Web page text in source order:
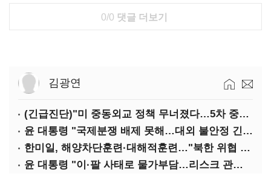
0/0 댓글 더보기
김광연
(긴급진단)"미 중동외교 정책 무너졌다…5차 중동전 가능성은 낮아"
윤 대통령 "국제분쟁 배제 못해…대외 불안정 긴밀대응"
한미일, 해양차단훈련·대해적훈련…"북한 위협 억제"
윤 대통령 "이·팔 사태로 물가부담…리스크 관리 만전 기해야"